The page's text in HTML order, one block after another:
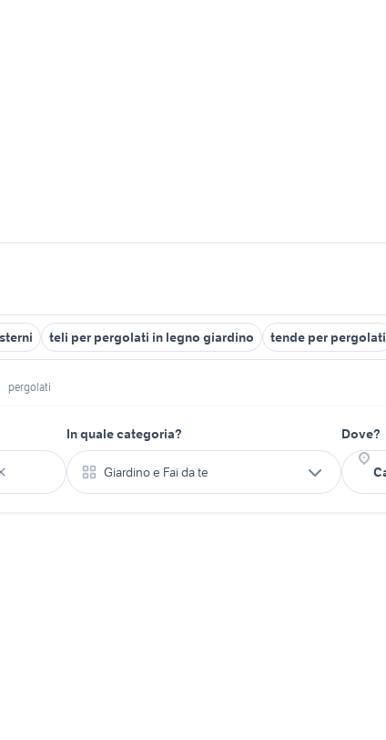
teli per pergolati in legno giardino tende per pergolati
pergolati
In quale categoria?
Giardino e Fai da te
Dove?